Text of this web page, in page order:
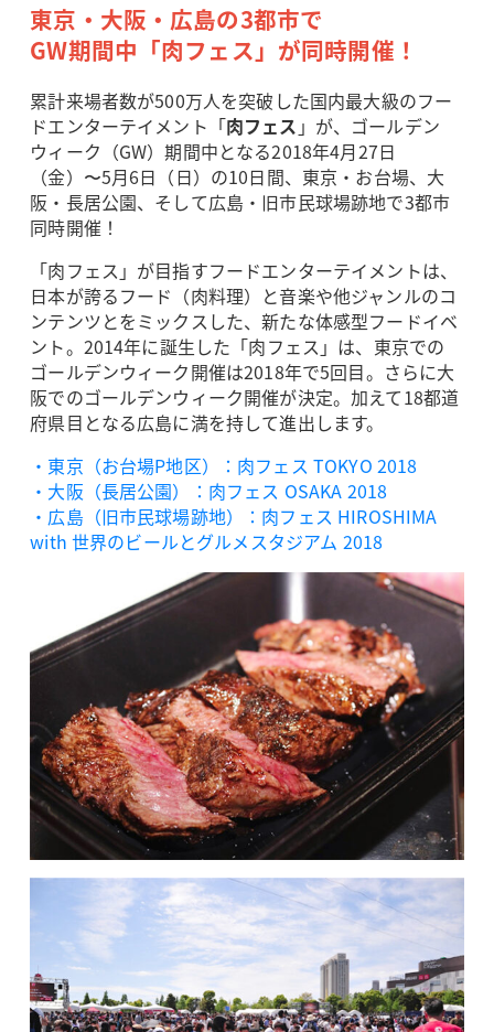
東京・大阪・広島の3都市で
GW期間中「肉フェス」が同時開催！
累計来場者数が500万人を突破した国内最大級のフー
ドエンターテイメント「肉フェス 」が、ゴールデン
ウィーク（GW）期間中となる2018年4月27日
（金）〜5月6日（日）の10日間、東京・お台場、大
阪・長居公園、そして広島・旧市民球場跡地で3都市
同時開催！
「肉フェス」が目指すフードエンターテイメントは、
日本が誇るフード（肉料理）と音楽や他ジャンルのコ
ンテンツとをミックスした、新たな体感型フードイベ
ント。2014年に誕生した「肉フェス」は、東京での
ゴールデンウィーク開催は2018年で5回目。さらに大
阪でのゴールデンウィーク開催が決定。加えて18都道
府県目となる広島に満を持して進出します。
・東京（お台場P地区）：肉フェス TOKYO 2018
・大阪（長居公園）：肉フェス OSAKA 2018
・広島（旧市民球場跡地）：肉フェス HIROSHIMA
with 世界のビールとグルメスタジアム 2018